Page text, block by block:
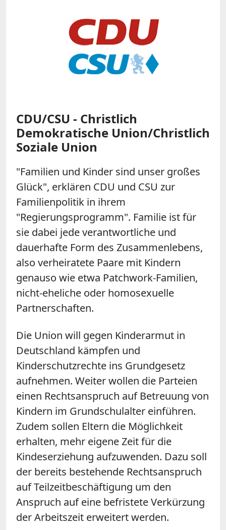
CDU/CSU - Christlich
Demokratische Union/Christlich
Soziale Union
"Familien und Kinder sind unser großes
Glück", erklären CDU und CSU zur
Familienpolitik in ihrem
"Regierungsprogramm". Familie ist für
sie dabei jede verantwortliche und
dauerhafte Form des Zusammenlebens,
also verheiratete Paare mit Kindern
genauso wie etwa Patchwork-Familien,
nicht-eheliche oder homosexuelle
Partnerschaften.
Die Union will gegen Kinderarmut in
Deutschland kämpfen und
Kinderschutzrechte ins Grundgesetz
aufnehmen. Weiter wollen die Parteien
einen Rechtsanspruch auf Betreuung von
Kindern im Grundschulalter einführen.
Zudem sollen Eltern die Möglichkeit
erhalten, mehr eigene Zeit für die
Kindeserziehung aufzuwenden. Dazu soll
der bereits bestehende Rechtsanspruch
auf Teilzeitbeschäftigung um den
Anspruch auf eine befristete Verkürzung
der Arbeitszeit erweitert werden.